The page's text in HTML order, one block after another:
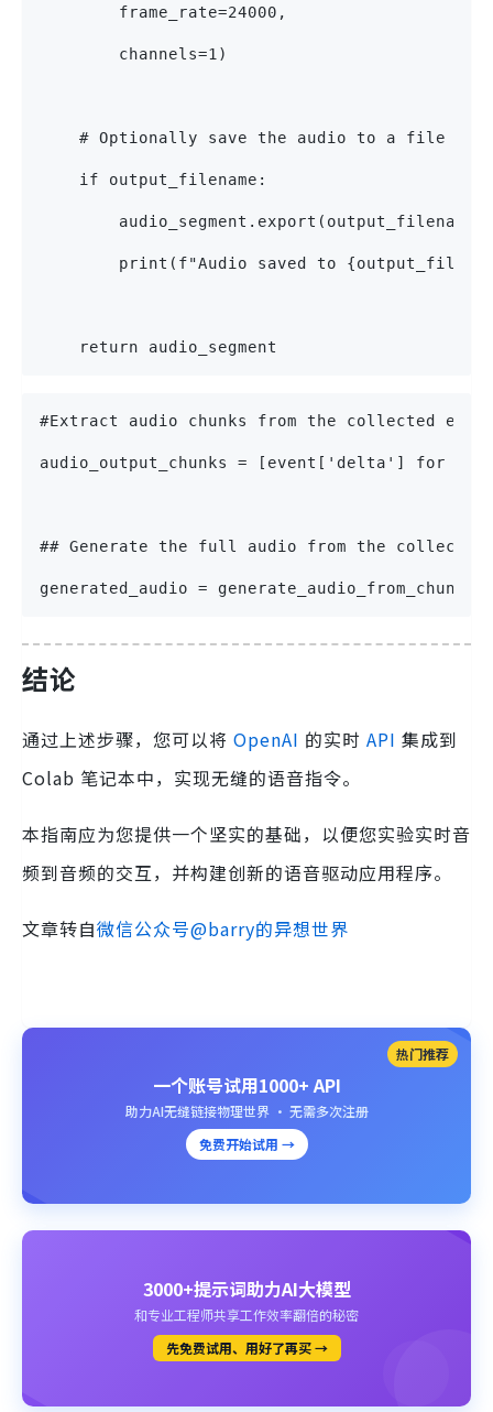
        frame_rate=24000,
        channels=1)
    # Optionally save the audio to a file
    if output_filename:
audio_segment.export(output_filename,
print(f"Audio saved to
    return audio_segment
#Extract audio chunks from the collected
audio_output_chunks = [event['delta'] for
## Generate the full audio from the collected
generated_audio =
结论
通过上述步骤，您可以将 OpenAI 的实时 API 集成到
Colab 笔记本中，实现无缝的语音指令。
本指南应为您提供一个坚实的基础，以便您实验实时音
频到音频的交互，并构建创新的语音驱动应用程序。
文章转自微信公众号@barry的异想世界
热门推荐
一个账号试用1000+ API
助力AI无缝链接物理世界 · 无需多次注册
免费开始试用 →
3000+提示词助力AI大模型
和专业工程师共享工作效率翻倍的秘密
先免费试用、用好了再买 →